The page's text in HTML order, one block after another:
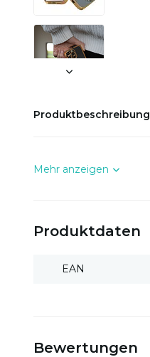
Produktbeschreibung
Mehr anzeigen
Produktdaten
EAN
Bewertungen